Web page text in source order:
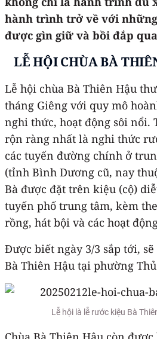
hành trình trở về với
được gìn giữ và bồi đắp
LỄ HỘI CHÙA BÀ
Lễ hội chùa Bà Thiên Hậu
tháng Giêng với quy mô
nghi thức, hoạt động sôi nổi.
rộn ràng nhất là nghi thức
các tuyến đường chính ở
(tỉnh Bình Dương cũ, nay
Bà được đặt trên kiệu (cộ)
tuyến phố trung tâm, kèm
rồng, hát bội và các hoạt
Được biết ngày 3/3 sắp tới,
Bà Thiên Hậu tại phường
Lễ hội là lễ rước kiệu Bà